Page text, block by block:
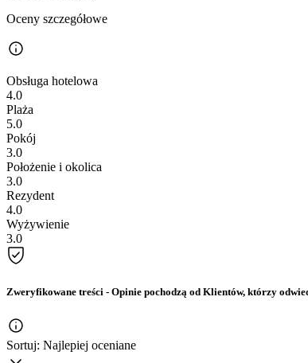
Oceny szczegółowe
Obsługa hotelowa
4.0
Plaża
5.0
Pokój
3.0
Położenie i okolica
3.0
Rezydent
4.0
Wyżywienie
3.0
Zweryfikowane treści - Opinie pochodzą od Klientów, którzy
Sortuj: Najlepiej oceniane